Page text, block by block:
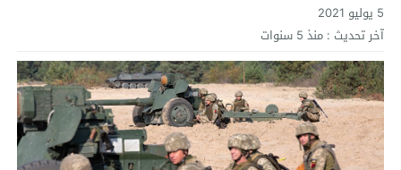
5 يوليو 2021
آخر تحديث : منذ 5 سنوات